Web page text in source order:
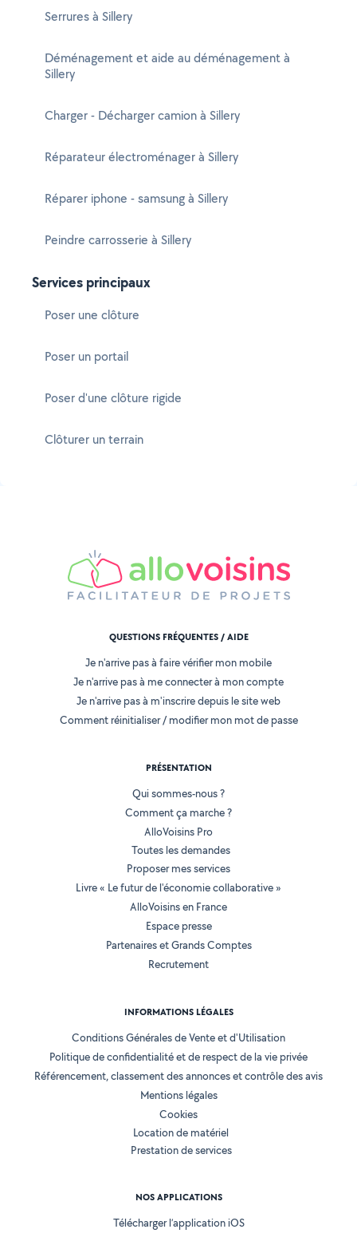
Serrures à Sillery
Déménagement et aide au déménagement à
Sillery
Charger - Décharger camion à Sillery
Réparateur électroménager à Sillery
Réparer iphone - samsung à Sillery
Peindre carrosserie à Sillery
Services principaux
Poser une clôture
Poser un portail
Poser d'une clôture rigide
Clôturer un terrain
QUESTIONS FRÉQUENTES / AIDE
Je n'arrive pas à faire vérifier mon mobile
Je n'arrive pas à me connecter à mon compte
Je n'arrive pas à m'inscrire depuis le site web
Comment réinitialiser / modifier mon mot de passe
PRÉSENTATION
Qui sommes-nous ?
Comment ça marche ?
AlloVoisins Pro
Toutes les demandes
Proposer mes services
Livre « Le futur de l'économie collaborative »
AlloVoisins en France
Espace presse
Partenaires et Grands Comptes
Recrutement
INFORMATIONS LÉGALES
Conditions Générales de Vente et d'Utilisation
Politique de confidentialité et de respect de la vie privée
Référencement, classement des annonces et contrôle des avis
Mentions légales
Cookies
Location de matériel
Prestation de services
NOS APPLICATIONS
Télécharger l’application iOS